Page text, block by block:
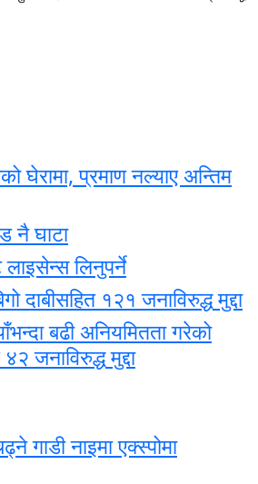
घेरामा, प्रमाण नल्याए अन्तिम
नै घाटा
लिनुपर्ने
दाबीसहित १२१ जनाविरुद्ध मुद्दा
बढी अनियमितता गरेको
जनाविरुद्ध मुद्दा
गाडी नाइमा एक्स्पोमा